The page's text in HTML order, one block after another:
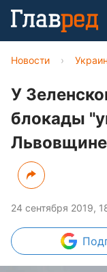
Новости ›
У
блокады
Львовщине
24 сентября 2019,